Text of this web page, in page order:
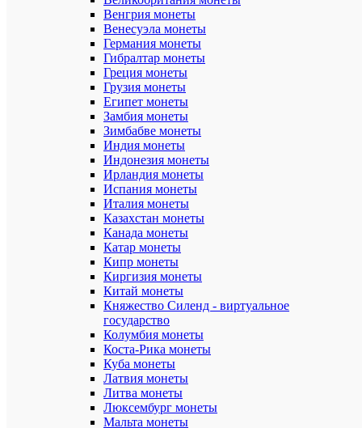
Венгрия монеты
Венесуэла монеты
Германия монеты
Гибралтар монеты
Греция монеты
Грузия монеты
Египет монеты
Замбия монеты
Зимбабве монеты
Индия монеты
Индонезия монеты
Ирландия монеты
Испания монеты
Италия монеты
Казахстан монеты
Канада монеты
Катар монеты
Кипр монеты
Киргизия монеты
Китай монеты
Княжество Силенд - виртуальное
государство
Колумбия монеты
Коста-Рика монеты
Куба монеты
Латвия монеты
Литва монеты
Люксембург монеты
Мальта монеты